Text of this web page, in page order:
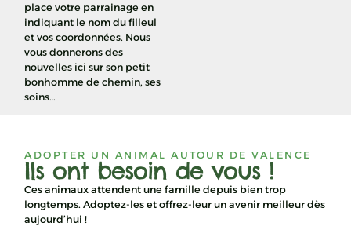
place votre parrainage en
indiquant le nom du filleul
et vos coordonnées. Nous
vous donnerons des
nouvelles ici sur son petit
bonhomme de chemin, ses
soins…
ADOPTER UN ANIMAL AUTOUR DE VALENCE
Ils ont besoin de vous !
Ces animaux attendent une famille depuis bien trop
longtemps. Adoptez-les et offrez-leur un avenir meilleur dès
aujourd’hui !